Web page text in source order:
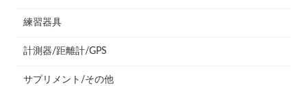
練習器具
計測器/距離計/GPS
サプリメント/その他